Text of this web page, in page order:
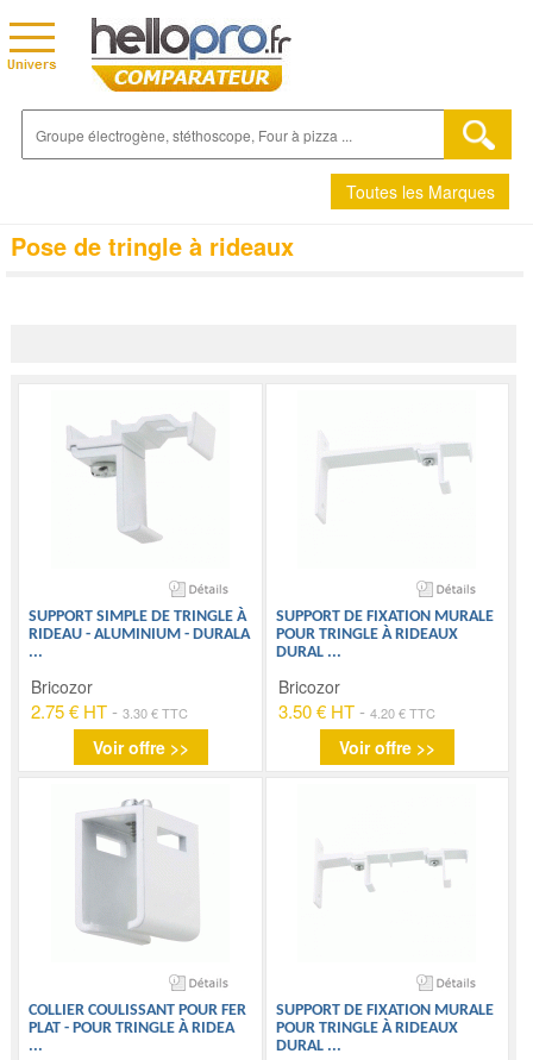
Toutes les Marques
Pose de tringle à rideaux
SUPPORT SIMPLE DE TRINGLE À
RIDEAU - ALUMINIUM - DURALA
...
Bricozor
2.75 € HT -3.30 € TTC
Voir offre >>
SUPPORT DE FIXATION MURALE
POUR TRINGLE À RIDEAUX
DURAL ...
Bricozor
3.50 € HT- 4.20 € TTC
Voir offre >>
COLLIER COULISSANT POUR FER
PLAT - POUR TRINGLE À RIDEA
...
SUPPORT DE FIXATION MURALE
POUR TRINGLE À RIDEAUX
DURAL ...